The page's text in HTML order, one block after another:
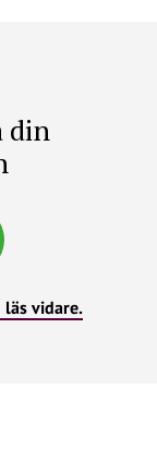
din
läs vidare.